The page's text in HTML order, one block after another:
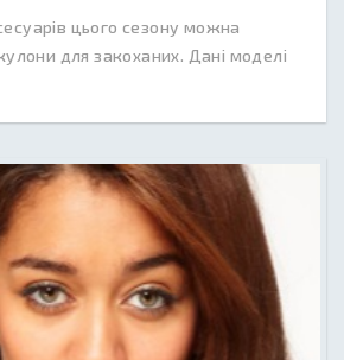
цього сезону можна
для закоханих. Дані моделі